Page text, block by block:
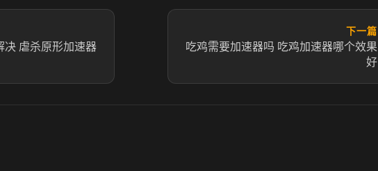
决 虐杀原形加速器
下一篇
吃鸡需要加速器吗 吃鸡加速器哪个效果
好